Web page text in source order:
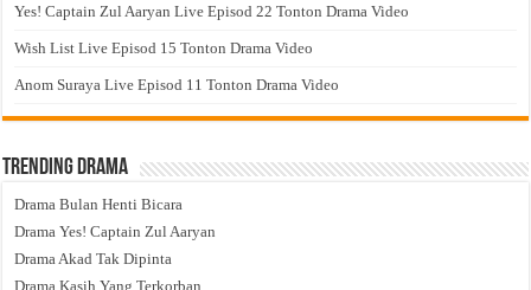
Yes! Captain Zul Aaryan Live Episod 22 Tonton Drama Video
Wish List Live Episod 15 Tonton Drama Video
Anom Suraya Live Episod 11 Tonton Drama Video
Trending Drama
Drama Bulan Henti Bicara
Drama Yes! Captain Zul Aaryan
Drama Akad Tak Dipinta
Drama Kasih Yang Terkorban